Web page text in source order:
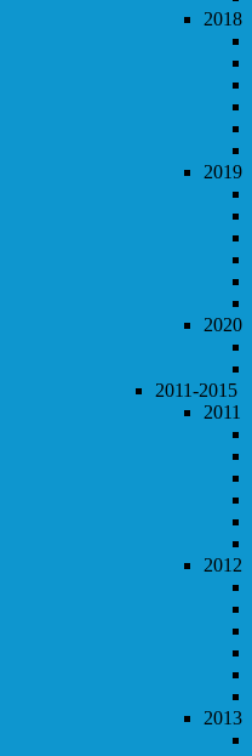
2018
2019
2020
2011-2015
2011
2012
2013